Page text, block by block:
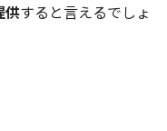
供すると言えるでしょ